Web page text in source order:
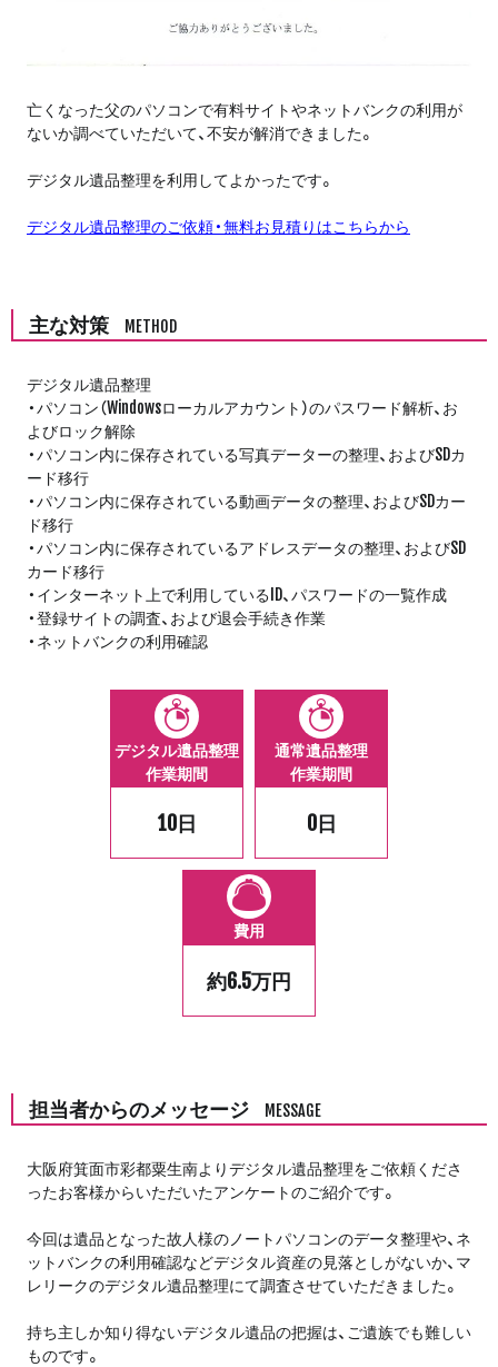
亡くなった父のパソコンで有料サイトやネットバンクの利用が
ないか調べていただいて、不安が解消できました。
デジタル遺品整理を利用してよかったです。
デジタル遺品整理のご依頼・無料お見積りはこちらから
主な対策 METHOD
デジタル遺品整理
・パソコン（Windowsローカルアカウント）のパスワード解析、お
よびロック解除
・パソコン内に保存されている写真データーの整理、およびSDカ
ード移行
・パソコン内に保存されている動画データの整理、およびSDカー
ド移行
・パソコン内に保存されているアドレスデータの整理、およびSD
カード移行
・インターネット上で利用しているID、パスワードの一覧作成
・登録サイトの調査、および退会手続き作業
・ネットバンクの利用確認
デジタル遺品整理
作業期間
10日
通常遺品整理
作業期間
0日
費用
約6.5万円
担当者からのメッセージ MESSAGE
大阪府箕面市彩都粟生南よりデジタル遺品整理をご依頼くださ
ったお客様からいただいたアンケートのご紹介です。
今回は遺品となった故人様のノートパソコンのデータ整理や、ネ
ットバンクの利用確認などデジタル資産の見落としがないか、マ
レリークのデジタル遺品整理にて調査させていただきました。
持ち主しか知り得ないデジタル遺品の把握は、ご遺族でも難しい
ものです。